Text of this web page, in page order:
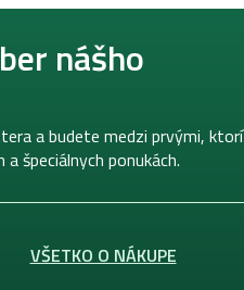
nášho
a budete medzi prvými, ktorí
špeciálnych ponukách.
VŠETKO O NÁKUPE